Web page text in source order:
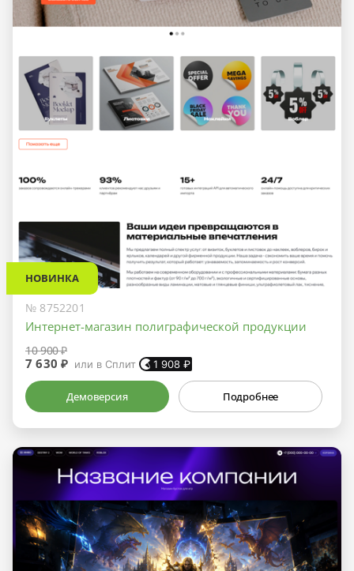
НОВИНКА
№ 8752201
Интернет-магазин полиграфической продукции
10 900 ₽
7 630 ₽ или в Сплит 1 908 ₽
Демоверсия Подробнее